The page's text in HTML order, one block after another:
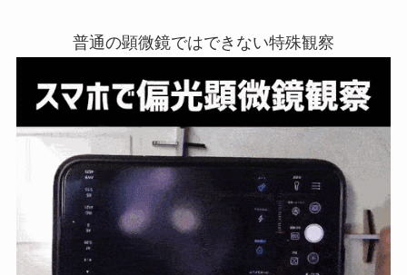
普通の顕微鏡ではできない特殊観察